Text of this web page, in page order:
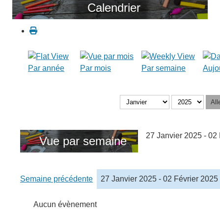
Calendrier
Par année Par mois Par semaine
Vue par semaine 27 Janvier 2025 - 02
Semaine précédente 27 Janvier 2025 - 02 Février 2025
Aucun évènement